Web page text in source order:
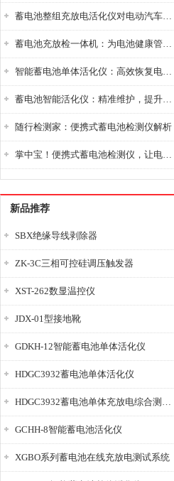
蓄电池整组充放电活化仪对电动汽车电池有帮助吗？
蓄电池充放检一体机：为电池健康管理提供一站式解决方案
智能蓄电池单体活化仪：高效恢复电池性能，延长蓄电池使用寿命
蓄电池智能活化仪：精准维护，提升电池健康状态
随行检测家：便携式蓄电池检测仪解析
掌中宝！便携式蓄电池检测仪，让电池检测变得简单又快捷！
新品推荐
SBX绝缘导线剥除器
ZK-3C三相可控硅调压触发器
XST-262数显温控仪
JDX-01型接地靴
GDKH-12智能蓄电池单体活化仪
HDGC3932蓄电池单体活化仪
HDGC3932蓄电池单体充放电综合测试仪
GCHH-8智能蓄电池活化仪
XGBO系列蓄电池在线充放电测试系统